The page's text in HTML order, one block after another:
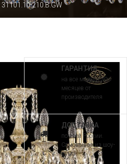
ГАРАНТИЯ
на все модели 30
месяцев от
производителя
ДОСТАВКА
по всей России.
Самовывоз из шоу-
рума